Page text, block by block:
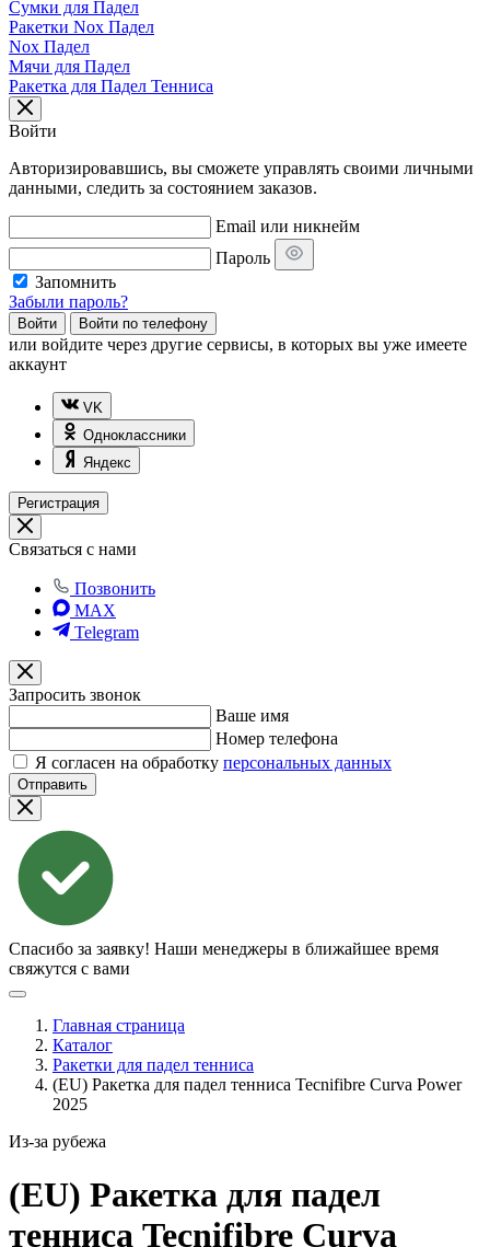
Сумки для Падел
Ракетки Nox Падел
Nox Падел
Мячи для Падел
Ракетка для Падел Тенниса
Войти
Авторизировавшись, вы сможете управлять своими личными
данными, следить за состоянием заказов.
Email или никнейм
Пароль
Запомнить
Забыли пароль?
Войти Войти по телефону
или войдите через другие сервисы, в которых вы уже имеете
аккаунт
VK
Одноклассники
Яндекс
Регистрация
Связаться с нами
Позвонить
MAX
Telegram
Запросить звонок
Ваше имя
Номер телефона
Я согласен на обработку персональных данных
Отправить
Спасибо за заявку! Наши менеджеры в ближайшее время
свяжутся с вами
Главная страница
Каталог
Ракетки для падел тенниса
(EU) Ракетка для падел тенниса Tecnifibre Curva Power
2025
Из-за рубежа
(EU) Ракетка для падел
тенниса Tecnifibre Curva